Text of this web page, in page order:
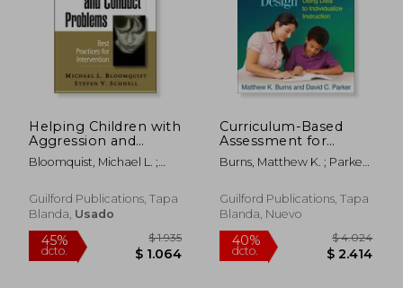
40%
dcto.
40%
dcto.
Helping Children with
Aggression and
Conduct Problems:
Best Practices for
Inglés)
Bloomquist, Michael L. ;
Guilford Publications, Tapa
Blanda, Usado
Curriculum-Based
Assessment for
Instructional Design:
Using Data to
Instruction (en
Inglés)
Burns, Matthew K. ; Parker,
Guilford Publications, Tapa
Blanda, Nuevo